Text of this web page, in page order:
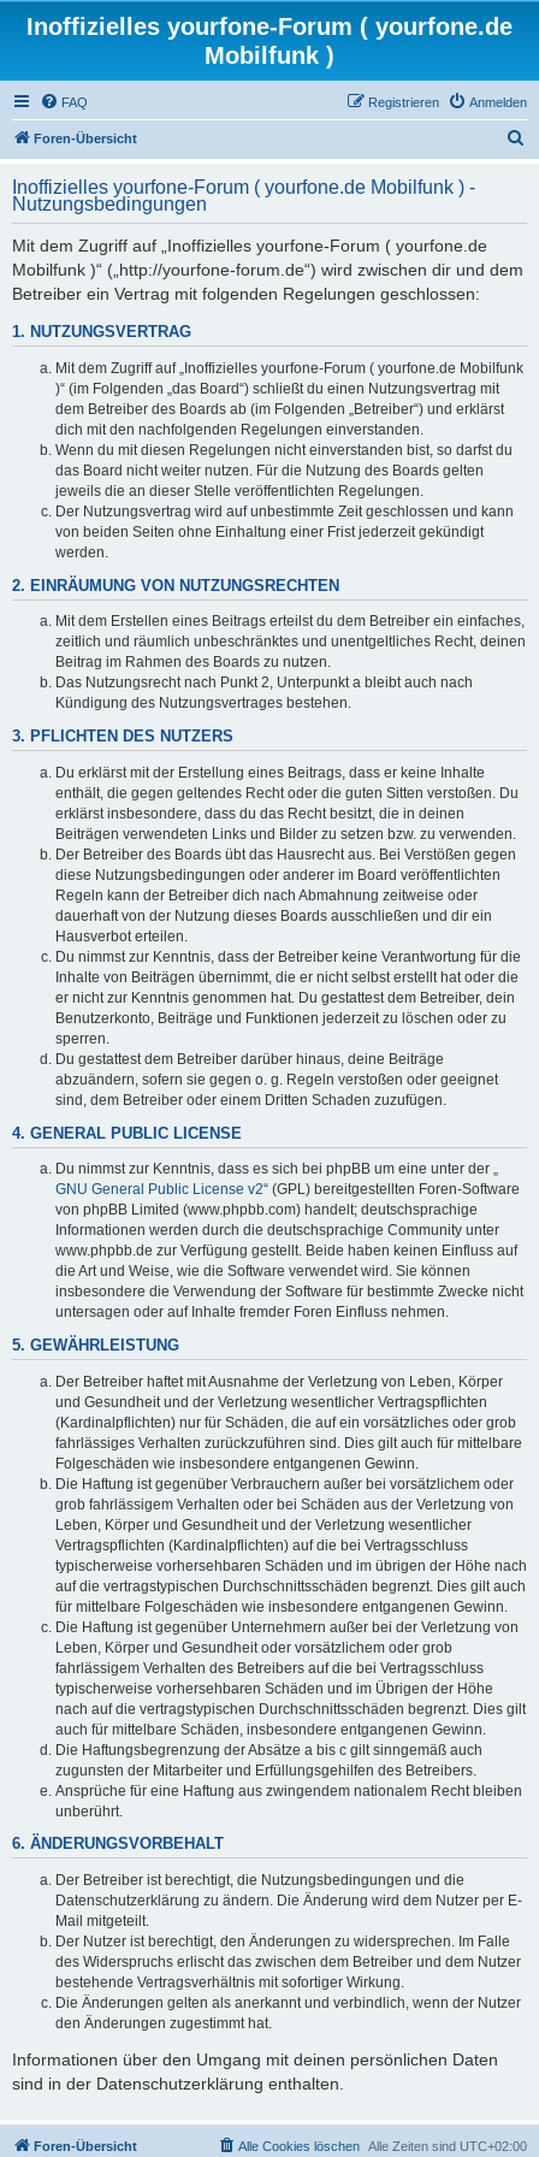
Inoffizielles yourfone-Forum ( yourfone.de
Mobilfunk )
FAQ Anmelden
Registrieren
Foren-Übersicht
h
Inoffizielles yourfone-Forum ( yourfone.de Mobilfunk ) -
Nutzungsbedingungen
Mit dem Zugriff auf „Inoffizielles yourfone-Forum ( yourfone.de
Mobilfunk )“ („http://yourfone-forum.de“) wird zwischen dir und dem
Betreiber ein Vertrag mit folgenden Regelungen geschlossen:
1. NUTZUNGSVERTRAG
Mit dem Zugriff auf „Inoffizielles yourfone-Forum ( yourfone.de Mobilfunk
)“ (im Folgenden „das Board“) schließt du einen Nutzungsvertrag mit
dem Betreiber des Boards ab (im Folgenden „Betreiber“) und erklärst
dich mit den nachfolgenden Regelungen einverstanden.
Wenn du mit diesen Regelungen nicht einverstanden bist, so darfst du
das Board nicht weiter nutzen. Für die Nutzung des Boards gelten
jeweils die an dieser Stelle veröffentlichten Regelungen.
Der Nutzungsvertrag wird auf unbestimmte Zeit geschlossen und kann
von beiden Seiten ohne Einhaltung einer Frist jederzeit gekündigt
werden.
2. EINRÄUMUNG VON NUTZUNGSRECHTEN
Mit dem Erstellen eines Beitrags erteilst du dem Betreiber ein einfaches,
zeitlich und räumlich unbeschränktes und unentgeltliches Recht, deinen
Beitrag im Rahmen des Boards zu nutzen.
Das Nutzungsrecht nach Punkt 2, Unterpunkt a bleibt auch nach
Kündigung des Nutzungsvertrages bestehen.
3. PFLICHTEN DES NUTZERS
Du erklärst mit der Erstellung eines Beitrags, dass er keine Inhalte
enthält, die gegen geltendes Recht oder die guten Sitten verstoßen. Du
erklärst insbesondere, dass du das Recht besitzt, die in deinen
Beiträgen verwendeten Links und Bilder zu setzen bzw. zu verwenden.
Der Betreiber des Boards übt das Hausrecht aus. Bei Verstößen gegen
diese Nutzungsbedingungen oder anderer im Board veröffentlichten
Regeln kann der Betreiber dich nach Abmahnung zeitweise oder
dauerhaft von der Nutzung dieses Boards ausschließen und dir ein
Hausverbot erteilen.
Du nimmst zur Kenntnis, dass der Betreiber keine Verantwortung für die
Inhalte von Beiträgen übernimmt, die er nicht selbst erstellt hat oder die
er nicht zur Kenntnis genommen hat. Du gestattest dem Betreiber, dein
Benutzerkonto, Beiträge und Funktionen jederzeit zu löschen oder zu
sperren.
Du gestattest dem Betreiber darüber hinaus, deine Beiträge
abzuändern, sofern sie gegen o. g. Regeln verstoßen oder geeignet
sind, dem Betreiber oder einem Dritten Schaden zuzufügen.
4. GENERAL PUBLIC LICENSE
Du nimmst zur Kenntnis, dass es sich bei phpBB um eine unter der „
GNU General Public License v2“ (GPL) bereitgestellten Foren-Software
von phpBB Limited (www.phpbb.com) handelt; deutschsprachige
Informationen werden durch die deutschsprachige Community unter
www.phpbb.de zur Verfügung gestellt. Beide haben keinen Einfluss auf
die Art und Weise, wie die Software verwendet wird. Sie können
insbesondere die Verwendung der Software für bestimmte Zwecke nicht
untersagen oder auf Inhalte fremder Foren Einfluss nehmen.
5. GEWÄHRLEISTUNG
Der Betreiber haftet mit Ausnahme der Verletzung von Leben, Körper
und Gesundheit und der Verletzung wesentlicher Vertragspflichten
(Kardinalpflichten) nur für Schäden, die auf ein vorsätzliches oder grob
fahrlässiges Verhalten zurückzuführen sind. Dies gilt auch für mittelbare
Folgeschäden wie insbesondere entgangenen Gewinn.
Die Haftung ist gegenüber Verbrauchern außer bei vorsätzlichem oder
grob fahrlässigem Verhalten oder bei Schäden aus der Verletzung von
Leben, Körper und Gesundheit und der Verletzung wesentlicher
Vertragspflichten (Kardinalpflichten) auf die bei Vertragsschluss
typischerweise vorhersehbaren Schäden und im übrigen der Höhe nach
auf die vertragstypischen Durchschnittsschäden begrenzt. Dies gilt auch
für mittelbare Folgeschäden wie insbesondere entgangenen Gewinn.
Die Haftung ist gegenüber Unternehmern außer bei der Verletzung von
Leben, Körper und Gesundheit oder vorsätzlichem oder grob
fahrlässigem Verhalten des Betreibers auf die bei Vertragsschluss
typischerweise vorhersehbaren Schäden und im Übrigen der Höhe
nach auf die vertragstypischen Durchschnittsschäden begrenzt. Dies gilt
auch für mittelbare Schäden, insbesondere entgangenen Gewinn.
Die Haftungsbegrenzung der Absätze a bis c gilt sinngemäß auch
zugunsten der Mitarbeiter und Erfüllungsgehilfen des Betreibers.
Ansprüche für eine Haftung aus zwingendem nationalem Recht bleiben
unberührt.
6. ÄNDERUNGSVORBEHALT
Der Betreiber ist berechtigt, die Nutzungsbedingungen und die
Datenschutzerklärung zu ändern. Die Änderung wird dem Nutzer per E-
Mail mitgeteilt.
Der Nutzer ist berechtigt, den Änderungen zu widersprechen. Im Falle
des Widerspruchs erlischt das zwischen dem Betreiber und dem Nutzer
bestehende Vertragsverhältnis mit sofortiger Wirkung.
Die Änderungen gelten als anerkannt und verbindlich, wenn der Nutzer
den Änderungen zugestimmt hat.
Informationen über den Umgang mit deinen persönlichen Daten
sind in der Datenschutzerklärung enthalten.
Foren-Übersicht Alle Zeiten sind UTC+02:00
Alle Cookies löschen